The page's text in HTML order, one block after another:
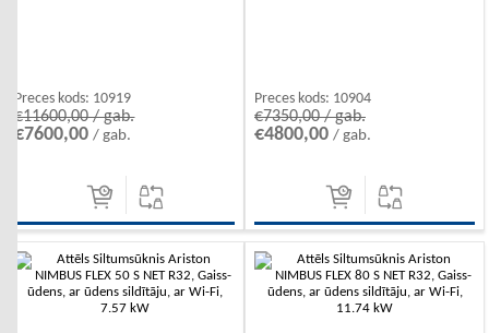
Preces kods: 10919
€11600,00 / gab.
€7600,00/ gab.
Preces kods: 10904
€7350,00 / gab.
€4800,00 / gab.